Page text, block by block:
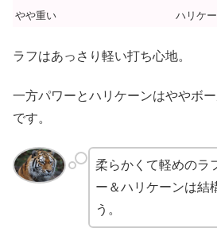
やや重い
ハリケ
ラフはあっさり軽い打ち心地。
一方パワーとハリケーンはややボ
です。
柔らかくて軽めのラ
ー＆ハリケーンは結
う。